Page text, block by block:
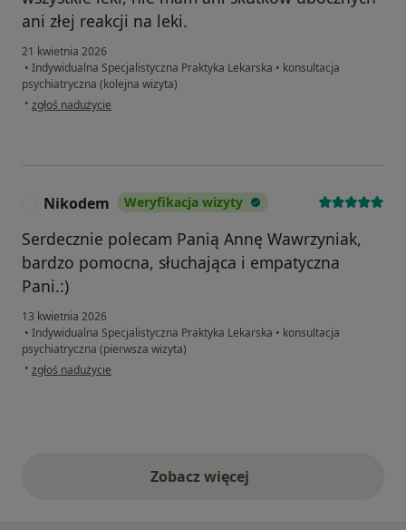
ani złej reakcji na leki.
21 kwietnia 2026
• Indywidualna Specjalistyczna Praktyka Lekarska • konsultacja
psychiatryczna (kolejna wizyta)
• w opinii użytkownika Magda
zgłoś nadużycie
Nikodem Weryfikacja wizyty
Serdecznie polecam Panią Annę Wawrzyniak,
bardzo pomocna, słuchająca i empatyczna
Pani.:)
13 kwietnia 2026
• Indywidualna Specjalistyczna Praktyka Lekarska • konsultacja
psychiatryczna (pierwsza wizyta)
• w opinii użytkownika Nikodem
zgłoś nadużycie
Zobacz więcejopinie powyżej